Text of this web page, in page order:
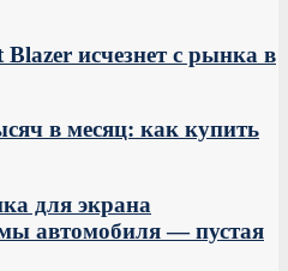
исчезнет с рынка в
в месяц: как купить
для экрана
автомобиля — пустая